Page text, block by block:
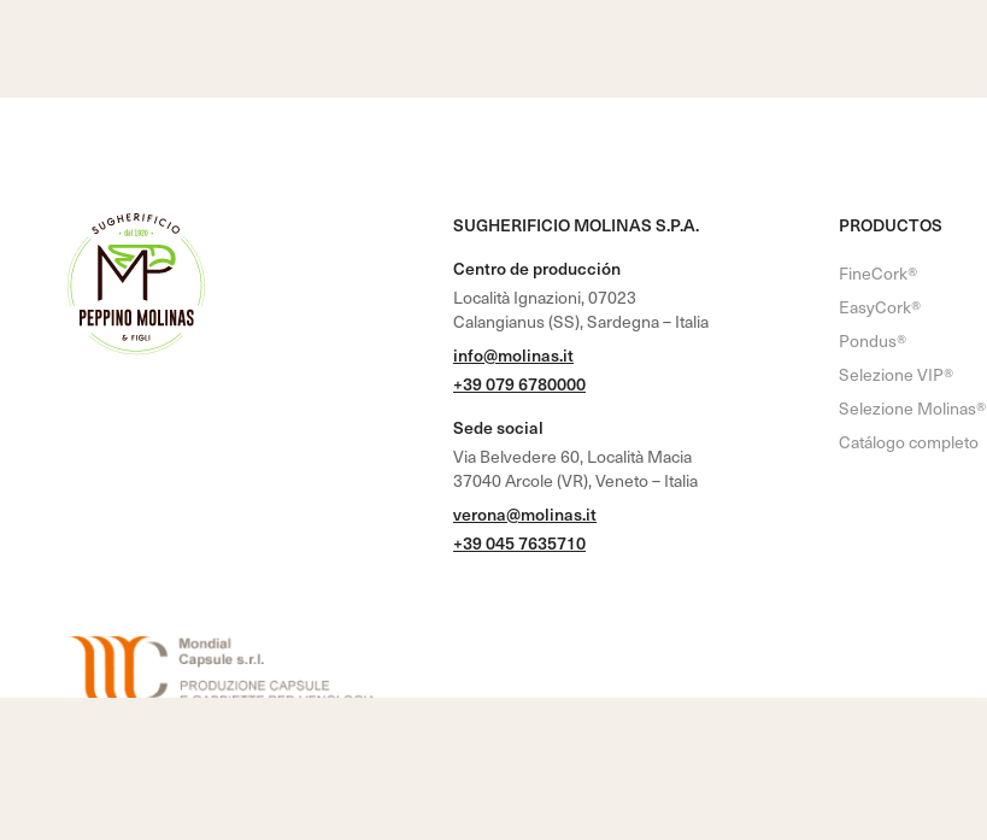
SUGHERIFICIO MOLINAS S.P.A.
Centro de producción
Località Ignazioni, 07023
Calangianus (SS), Sardegna – Italia
info@molinas.it
+39 079 6780000
Sede social
Via Belvedere 60, Località Macia
37040 Arcole (VR), Veneto – Italia
verona@molinas.it
+39 045 7635710
PRODUCTOS
FineCork®
EasyCork®
Pondus®
Selezione VIP®
Selezione Molinas®
Catálogo completo